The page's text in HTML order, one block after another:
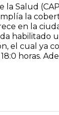
la Salud
la
en la
habilitado
el cual ya
horas.